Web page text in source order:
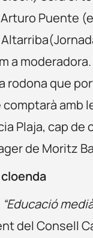
Puente
a
rodona que
amb
Plaja, cap
de Moritz
“Educació
del Consell